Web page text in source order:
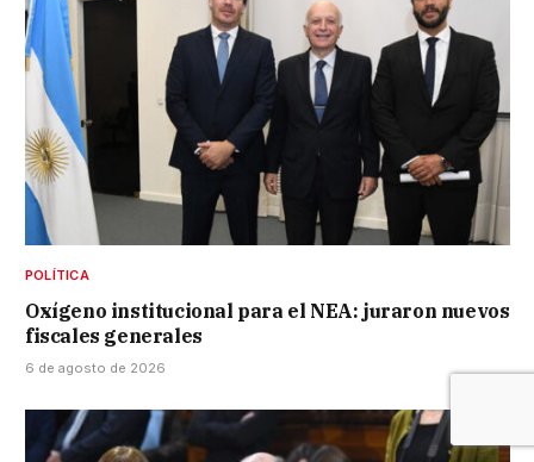
POLÍTICA
Oxígeno institucional para el NEA: juraron nuevos
fiscales generales
6 de agosto de 2026